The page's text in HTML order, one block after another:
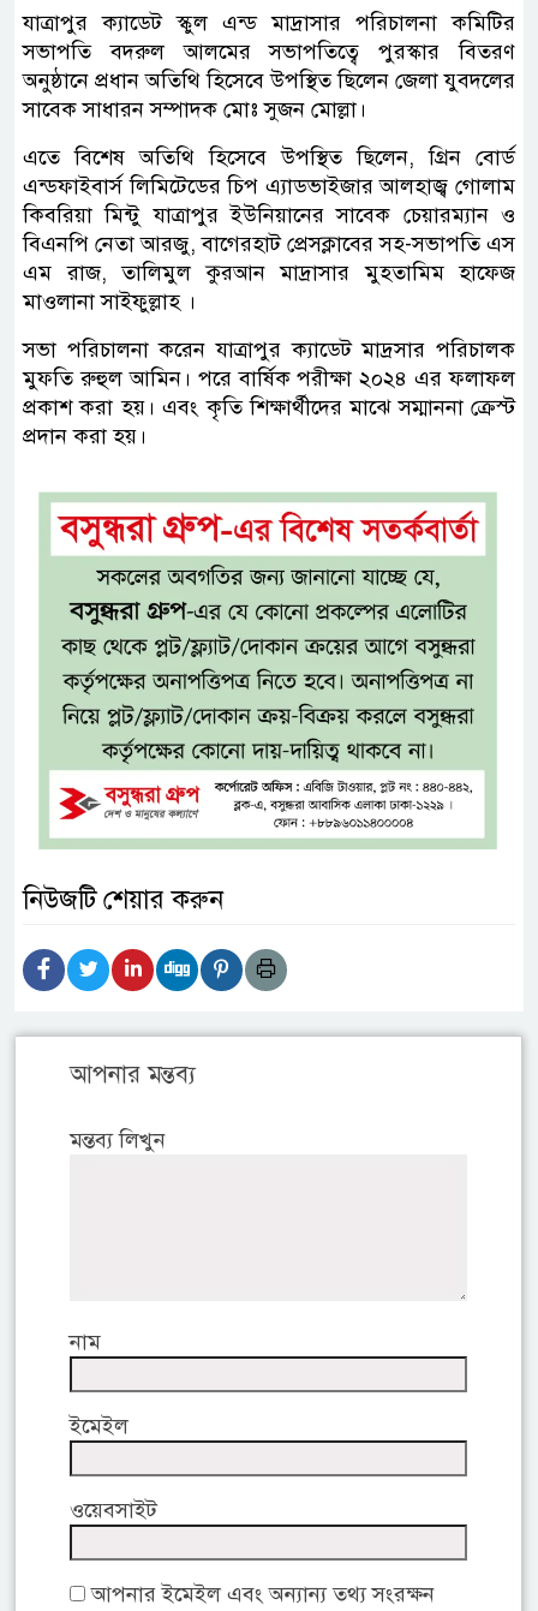
যাত্রাপুর ক্যাডেট স্কুল এন্ড মাদ্রাসার পরিচালনা কমিটির
সভাপতি বদরুল আলমের সভাপতিত্বে পুরস্কার বিতরণ
অনুষ্ঠানে প্রধান অতিথি হিসেবে উপস্থিত ছিলেন জেলা যুবদলের
সাবেক সাধারন সম্পাদক মোঃ সুজন মোল্লা।
এতে বিশেষ অতিথি হিসেবে উপস্থিত ছিলেন, গ্রিন বোর্ড
এন্ডফাইবার্স লিমিটেডের চিপ এ্যাডভাইজার আলহাজ্ব গোলাম
কিবরিয়া মিন্টু যাত্রাপুর ইউনিয়ানের সাবেক চেয়ারম্যান ও
বিএনপি নেতা আরজু, বাগেরহাট প্রেসক্লাবের সহ-সভাপতি এস
এম রাজ, তালিমুল কুরআন মাদ্রাসার মুহতামিম হাফেজ
মাওলানা সাইফুল্লাহ ।
সভা পরিচালনা করেন যাত্রাপুর ক্যাডেট মাদ্রসার পরিচালক
মুফতি রুহুল আমিন। পরে বার্ষিক পরীক্ষা ২০২৪ এর ফলাফল
প্রকাশ করা হয়। এবং কৃতি শিক্ষার্থীদের মাঝে সম্মাননা ক্রেস্ট
প্রদান করা হয়।
নিউজটি শেয়ার করুন
আপনার মন্তব্য
মন্তব্য লিখুন
নাম
ইমেইল
ওয়েবসাইট
আপনার ইমেইল এবং অন্যান্য তথ্য সংরক্ষন